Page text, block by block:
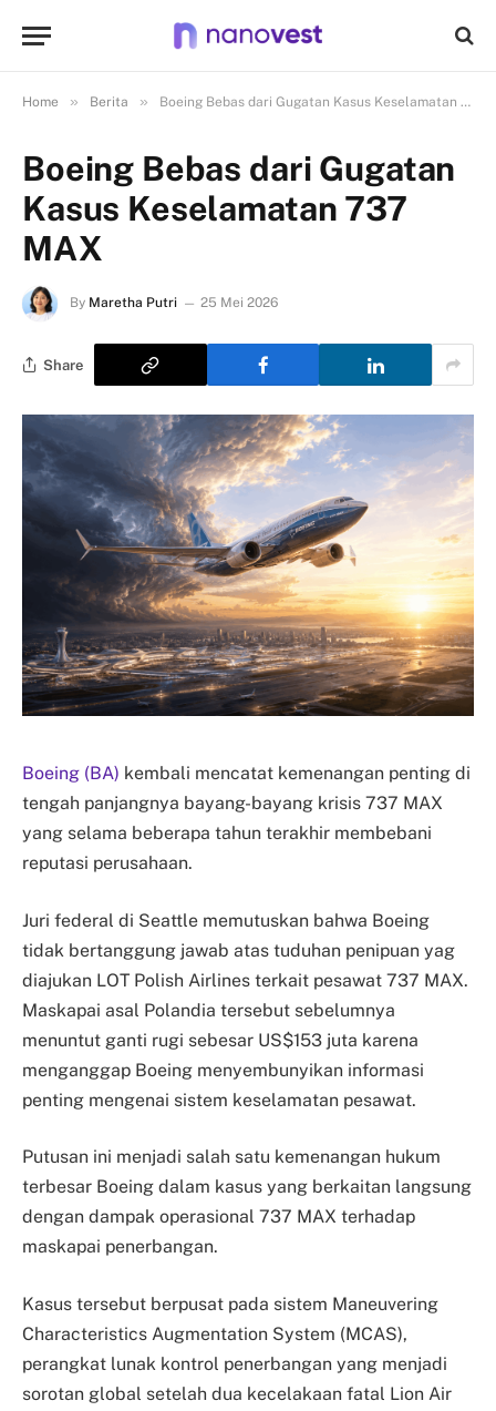
Home » Berita » Boeing Bebas dari Gugatan Kasus Keselamatan 737 MAX
Boeing Bebas dari Gugatan
Kasus Keselamatan 737
MAX
By Maretha Putri 25 Mei 2026
Share
Boeing (BA) kembali mencatat kemenangan penting di
tengah panjangnya bayang-bayang krisis 737 MAX
yang selama beberapa tahun terakhir membebani
reputasi perusahaan.
Juri federal di Seattle memutuskan bahwa Boeing
tidak bertanggung jawab atas tuduhan penipuan yag
diajukan LOT Polish Airlines terkait pesawat 737 MAX.
Maskapai asal Polandia tersebut sebelumnya
menuntut ganti rugi sebesar US$153 juta karena
menganggap Boeing menyembunyikan informasi
penting mengenai sistem keselamatan pesawat.
Putusan ini menjadi salah satu kemenangan hukum
terbesar Boeing dalam kasus yang berkaitan langsung
dengan dampak operasional 737 MAX terhadap
maskapai penerbangan.
Kasus tersebut berpusat pada sistem Maneuvering
Characteristics Augmentation System (MCAS),
perangkat lunak kontrol penerbangan yang menjadi
sorotan global setelah dua kecelakaan fatal Lion Air